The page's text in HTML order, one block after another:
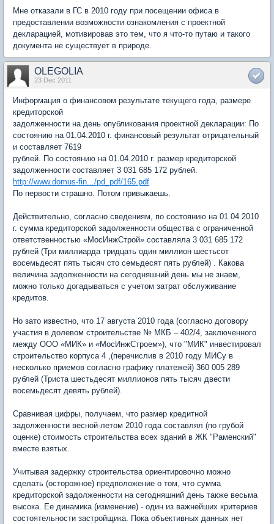
Мне отказали в ГС в 2010 году при посещении офиса в
предоставлении возможности ознакомления с проектной
декларацией, мотивировав это тем, что я что-то путаю и такого
документа не существует в природе.
OLEGOLIA
23 Dec 2011
Информация о финансовом результате текущего года, размере
кредиторской
задолженности на день опубликования проектной декларации: По
состоянию на 01.04.2010 г. финансовый результат отрицательный
и составляет 7619
рублей. По состоянию на 01.04.2010 г. размер кредиторской
задолженности составляет 3 031 685 172 рублей.
http://www.domus-fin.../pd_pdf/165.pdf
По первости страшно. Потом привыкаешь.
Действительно, согласно сведениям, по состоянию на 01.04.2010
г. сумма кредиторской задолженности общества с ограниченной
ответственностью «МосИнжСтрой» составляла 3 031 685 172
рублей (Три миллиарда тридцать один миллион шестьсот
восемьдесят пять тысяч сто семьдесят пять рублей) . Какова
величина задолженности на сегодняшний день мы не знаем,
можно только догадываться с учетом затрат обслуживание
кредитов.
Но зато известно, что 17 августа 2010 года (согласно договору
участия в долевом строительстве № МКБ – 402/4, заключенного
между ООО «МИК» и «МосИнжСтроем»), что "МИК" инвестировал
строительство корпуса 4 ,(перечислив в 2010 году МИСу в
несколько приемов согласно графику платежей) 360 005 289
рублей (Триста шестьдесят миллионов пять тысяч двести
восемьдесят девять рублей).
Сравнивая цифры, получаем, что размер кредитной
задолженности весной-летом 2010 года составлял (по грубой
оценке) стоимость строительства всех зданий в ЖК "Раменский"
вместе взятых.
Учитывая задержку строительства ориентировочно можно
сделать (осторожное) предположение о том, что сумма
кредиторской задолженности на сегодняшний день также весьма
высока. Ее динамика (изменение) - один из важнейших критериев
состоятельности застройщика. Пока объективных данных нет